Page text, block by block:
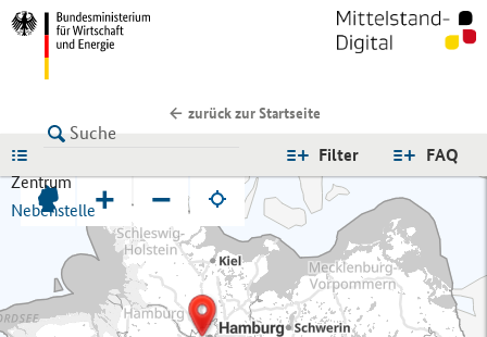
zurück zur Startseite
FAQ
Filter
Zentrum
Nebenstelle+ −